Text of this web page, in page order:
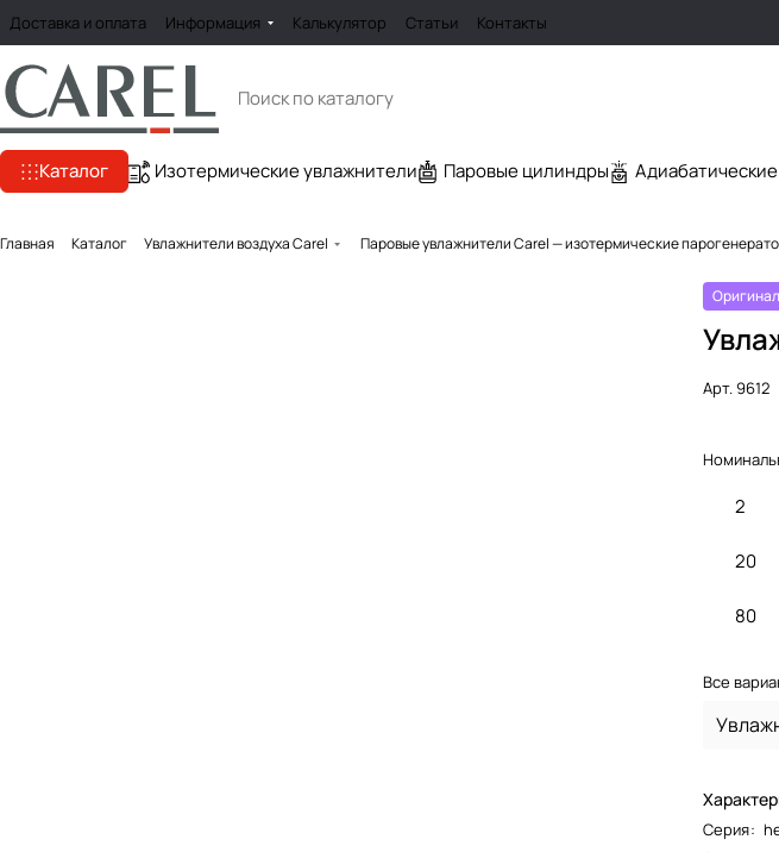
Доставка и оплата Информация Калькулятор Статьи Контакты
Каталог Изотермические увлажнители Паровые цилиндры
Главная Каталог Увлажнители воздуха Carel Паровые увлажнители Carel — изотермические
Оригинал
Арт.9612
2
20
80
Все
Серия: